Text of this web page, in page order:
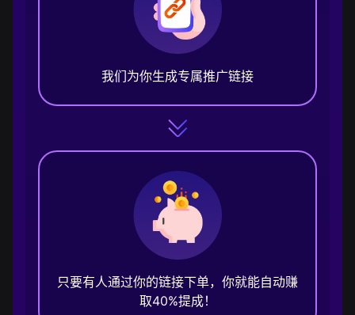
我们为你生成专属推广链接
只要有人通过你的链接下单，你就能自动赚
取40%提成！